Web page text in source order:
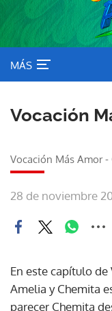
MÁS
Vocación
Vocación Más Amor -
28 de noviembre
En este capítulo
Amelia y Chemita
parecer Chemita